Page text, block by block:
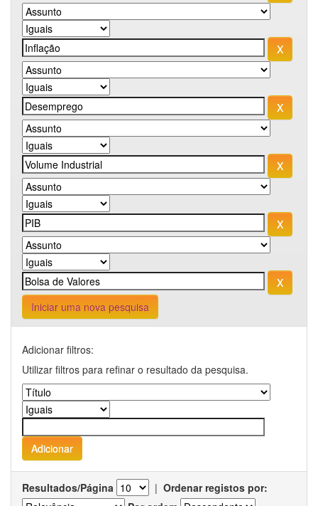
Iniciar uma nova pesquisa
Adicionar filtros:
Utilizar filtros para refinar o resultado da pesquisa.
Resultados/Página | Ordenar registos por: